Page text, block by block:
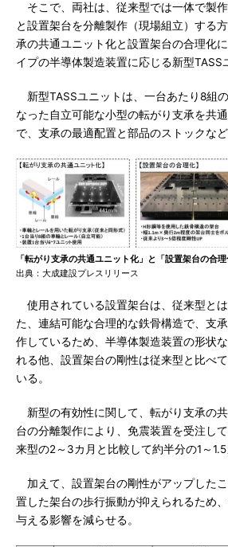
そこで、両社は、従来型では一体で製
と設置架台を分離製作（現場組立）する
承の共通ユニット化と設置架台の合理化
イプの半導体製造装置に応じる新型TASS
新型TASSユニットは、一台あたり8組
なった自立可能な小型の転がり支承を共
で、支承の最適配置と部品のストックなど
「転がり支承の共通ユニット化」と「設置架台の合理
出典：大成建設プレスリリース
使用されている設置架台は、従来型と
た、連結可能な合理的な鉄骨構造で、支
作しているため、半導体製造装置の形状
れる他、設置架台の剛性は従来型と比べ
いる。
新型の有効性に関して、転がり支承の
台の分離製作により、免震装置を受注し
来型の2～3カ月と比較して約半分の1～1.5
加えて、設置架台の剛性がアップした
置した架台の歩行振動が抑えられるため
与える影響を減らせる。